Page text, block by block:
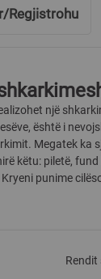
Regjistrohu
një
është i
Megatek ka
këtu: piletë,
punime
Rendit